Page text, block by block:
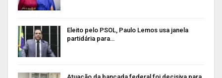
Eleito pelo PSOL, Paulo Lemos usa janela
partidária para…